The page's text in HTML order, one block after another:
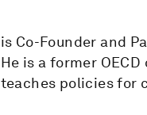
is Co-Founder and
He is a former
teaches policies for